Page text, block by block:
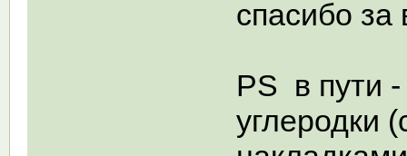
спасибо
PS в пути
углеродки